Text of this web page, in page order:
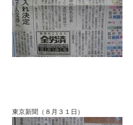
東京新聞（８月３１日）